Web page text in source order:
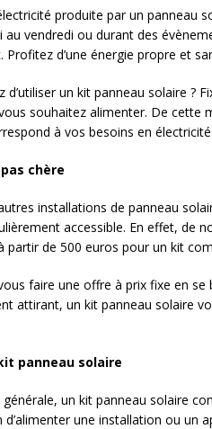
produite par un panneau
au vendredi ou durant des
Profitez d’une énergie propre et
d’utiliser un kit panneau solaire ?
souhaitez alimenter. De cette
à vos besoins en électricité.
chère
installations de panneau
accessible. En effet, de
partir de 500 euros pour un kit
faire une offre à prix fixe en
attirant, un kit panneau solaire
panneau solaire
générale, un kit panneau solaire
une installation ou un